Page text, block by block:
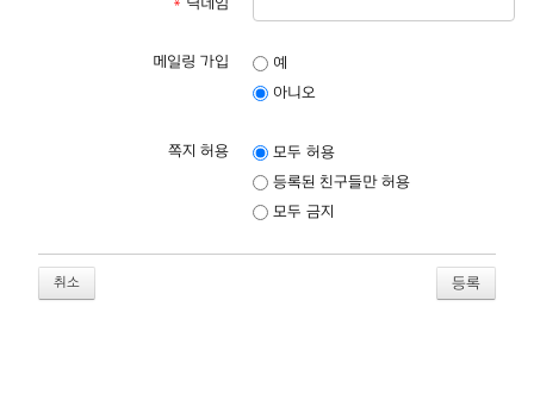
메일링 가입
예
아니오
쪽지 허용
모두 허용
등록된 친구들만 허용
모두 금지
취소